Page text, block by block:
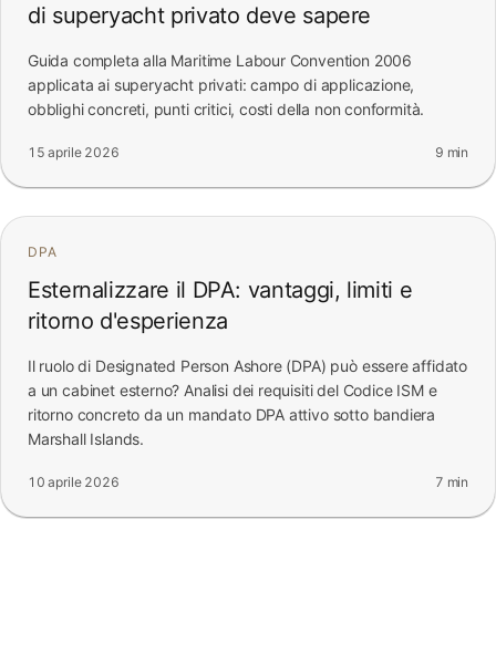
di superyacht privato deve sapere
Guida completa alla Maritime Labour Convention 2006
applicata ai superyacht privati: campo di applicazione,
obblighi concreti, punti critici, costi della non conformità.
15 aprile 2026 9 min
DPA
Esternalizzare il DPA: vantaggi, limiti e
ritorno d'esperienza
Il ruolo di Designated Person Ashore (DPA) può essere affidato
a un cabinet esterno? Analisi dei requisiti del Codice ISM e
ritorno concreto da un mandato DPA attivo sotto bandiera
Marshall Islands.
10 aprile 2026 7 min